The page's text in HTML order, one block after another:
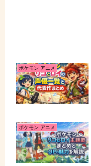
ポケモン アニメ
ポケモン アニメ